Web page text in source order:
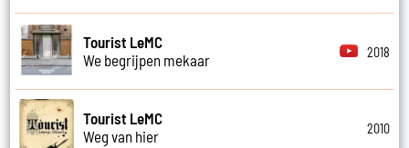
Tourist LeMC
We begrijpen mekaar
2018
Tourist LeMC
Weg van hier
2010